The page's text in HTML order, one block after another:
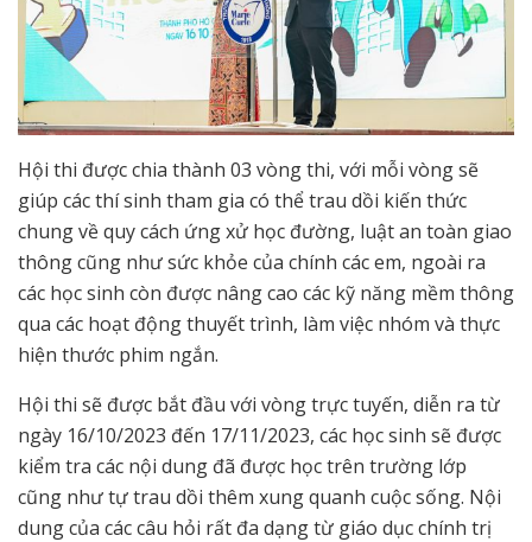
Hội thi được chia thành 03 vòng thi, với mỗi vòng sẽ
giúp các thí sinh tham gia có thể trau dồi kiến thức
chung về quy cách ứng xử học đường, luật an toàn giao
thông cũng như sức khỏe của chính các em, ngoài ra
các học sinh còn được nâng cao các kỹ năng mềm thông
qua các hoạt động thuyết trình, làm việc nhóm và thực
hiện thước phim ngắn.
Hội thi sẽ được bắt đầu với vòng trực tuyến, diễn ra từ
ngày 16/10/2023 đến 17/11/2023, các học sinh sẽ được
kiểm tra các nội dung đã được học trên trường lớp
cũng như tự trau dồi thêm xung quanh cuộc sống. Nội
dung của các câu hỏi rất đa dạng từ giáo dục chính trị